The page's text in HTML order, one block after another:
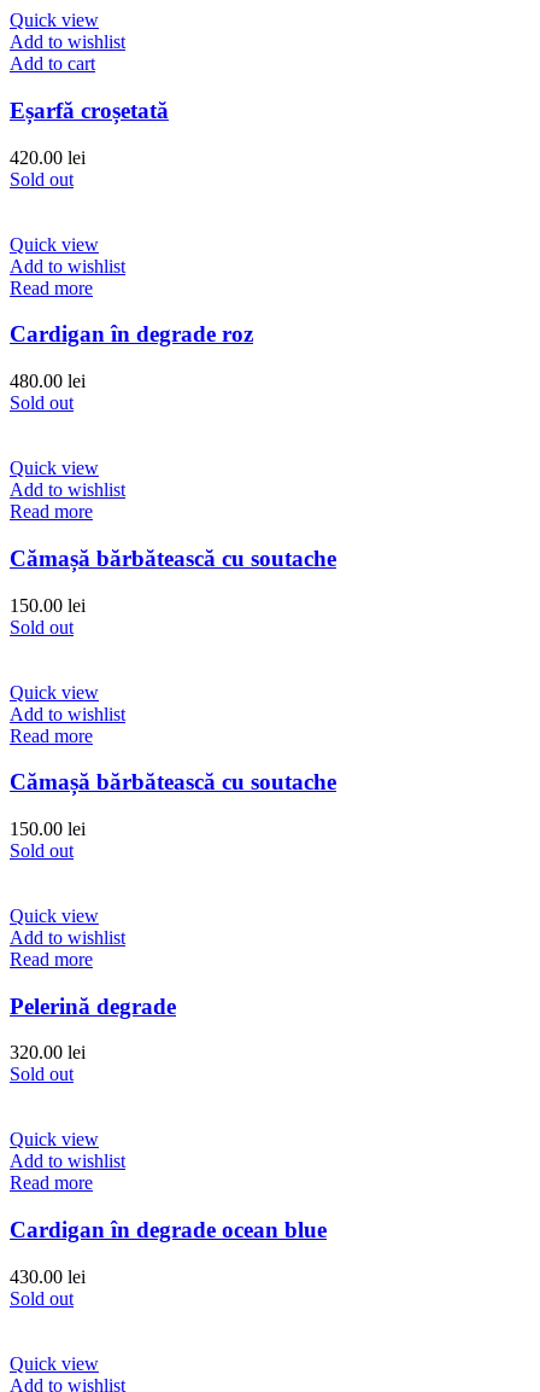
Quick view
Add to wishlist
Add to cart
Eșarfă croșetată
420.00 lei
Sold out
Quick view
Add to wishlist
Read more
Cardigan în degrade roz
480.00 lei
Sold out
Quick view
Add to wishlist
Read more
Cămașă bărbătească cu soutache
150.00 lei
Sold out
Quick view
Add to wishlist
Read more
Cămașă bărbătească cu soutache
150.00 lei
Sold out
Quick view
Add to wishlist
Read more
Pelerină degrade
320.00 lei
Sold out
Quick view
Add to wishlist
Read more
Cardigan în degrade ocean blue
430.00 lei
Sold out
Quick view
Add to wishlist